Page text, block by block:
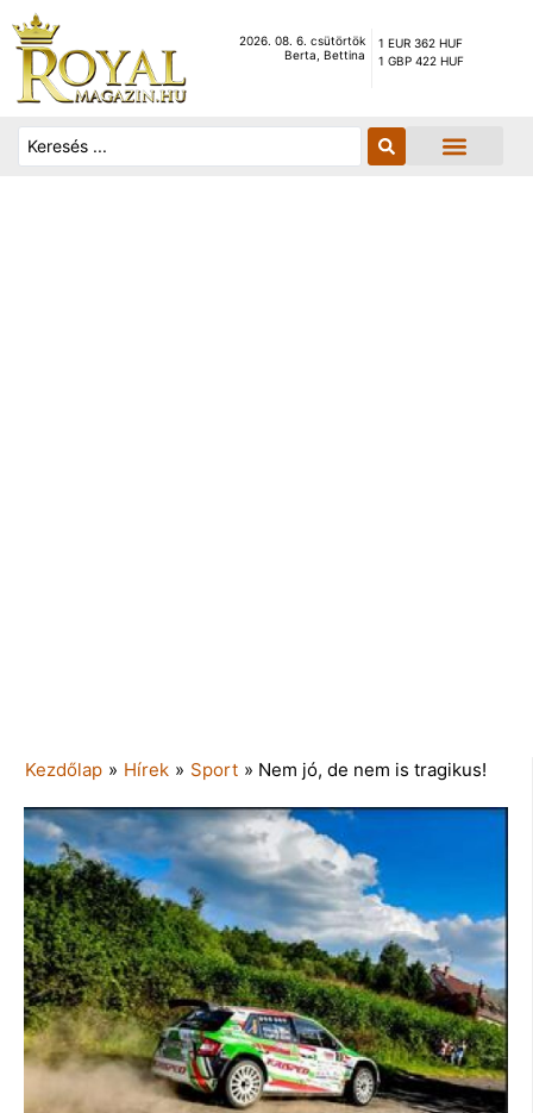
2026. 08. 6. csütörtök
Berta, Bettina
1 EUR 362 HUF
1 GBP 422 HUF
Kezdőlap » Hírek » Sport » Nem jó, de nem is tragikus!